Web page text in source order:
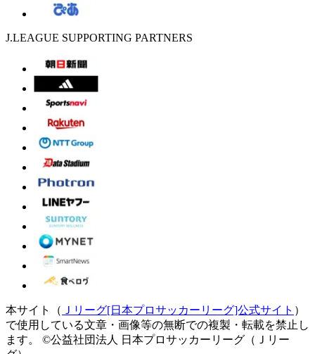
J.LEAGUE SUPPORTING PARTNERS
本サイト（ Ｊリーグ[日本プロサッカーリーグ]公式サイト ）
で使用している文章・画像等の無断での複製・転載を禁止し
ます。
©公益社団法人 日本プロサッカーリーグ（Ｊリー